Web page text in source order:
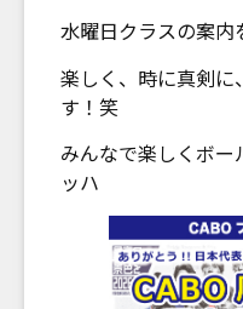
水曜日クラスの案内
楽しく、時に真剣に
す！笑
みんなで楽しくボ
ッハ